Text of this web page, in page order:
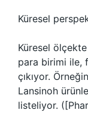
Küresel
Küresel
para birimi ile,
çıkıyor.
Lansinoh
listeliyor.